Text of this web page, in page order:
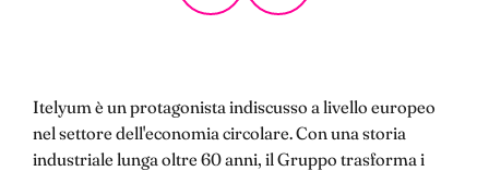
Itelyum è un protagonista indiscusso a livello europeo
nel settore dell'economia circolare. Con una storia
industriale lunga oltre 60 anni, il Gruppo trasforma i